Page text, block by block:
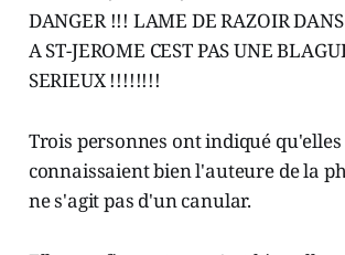
DANGER !!! LAME DE RAZOIR
A ST-JEROME CEST PAS UNE
SERIEUX !!!!!!!!
Trois personnes ont indiqué qu'elles
connaissaient bien l'auteure de la
ne s'agit pas d'un canular.